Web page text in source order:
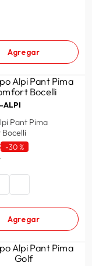
Agregar
ALPI
Pant Pima
-30 %
Agregar